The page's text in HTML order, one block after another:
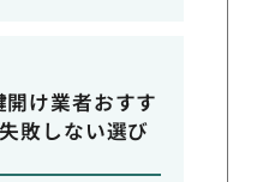
け業者おすす
敗しない選び